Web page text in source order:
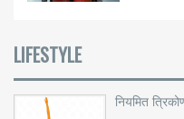
LIFESTYLE
नियमित